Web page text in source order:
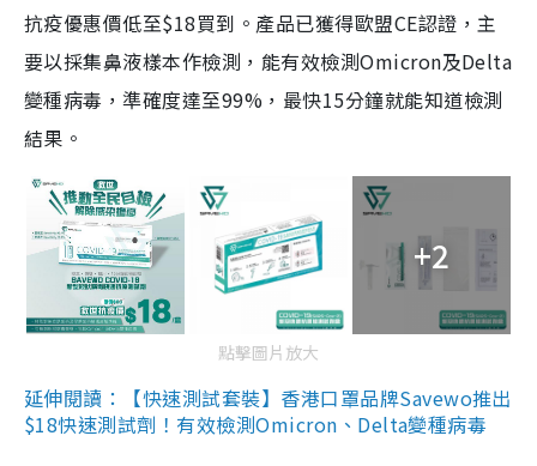
抗疫優惠價低至$18買到。產品已獲得歐盟CE認證，主
要以採集鼻液樣本作檢測，能有效檢測Omicron及Delta
變種病毒，準確度達至99%，最快15分鐘就能知道檢測
結果。
+2
點擊圖片放大
延伸閱讀：【快速測試套裝】香港口罩品牌Savewo推出
$18快速測試劑！有效檢測Omicron、Delta變種病毒